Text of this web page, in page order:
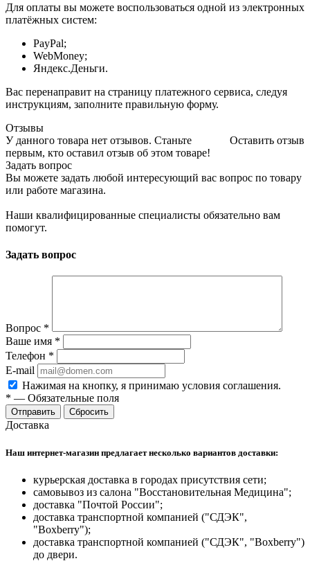
Для оплаты вы можете воспользоваться одной из электронных
платёжных систем:
PayPal;
WebMoney;
Яндекс.Деньги.
Вас перенаправит на страницу платежного сервиса, следуя
инструкциям, заполните правильную форму.
Отзывы
Оставить отзыв
У данного товара нет отзывов. Станьте
первым, кто оставил отзыв об этом товаре!
Задать вопрос
Вы можете задать любой интересующий вас вопрос по товару
или работе магазина.
Наши квалифицированные специалисты обязательно вам
помогут.
Задать вопрос
Вопрос *
Ваше имя *
Телефон *
E-mail
Нажимая на кнопку, я принимаю условия соглашения.
* — Обязательные поля
Отправить Сбросить
Доставка
Наш интернет-магазин предлагает несколько вариантов доставки:
курьерская доставка в городах присутствия сети;
самовывоз из салона "Восстановительная Медицина";
доставка "Почтой России";
доставка транспортной компанией ("СДЭК",
"Boxberry");
доставка транспортной компанией ("СДЭК", "Boxberry")
до двери.